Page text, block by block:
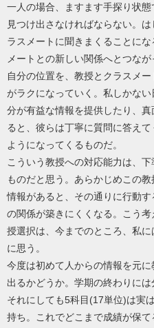
一人の場合、ますます手探り状
見つけ出さなければならない。
ラスメートに聞きまくることに
メートとの新しい関係へとつな
自分の位置を、教授とクラスメ
がラクになっていく。私しかな
分が有益な情報を提供したり、
ると、彼らは丁寧に質問に答え
ようになってくるものだ。
こういう教授への対応能力は、
ものだと思う。あらかじめこの
情報があると、その通りに行動
の関係が築きにくくなる。こう
授選択は、今までのところ、私
に思う。
今度は初めて人からの情報を元
出るかどうか。学期の終わりには
それにしても5科目(17単位)は実
持ち。これでどこまで成績が保